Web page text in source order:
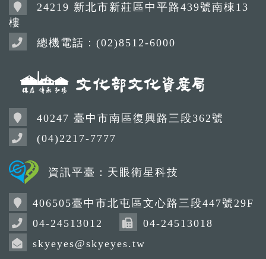
24219 新北市新莊區中平路439號南棟13
樓
總機電話：(02)8512-6000
40247 臺中市南區復興路三段362號
(04)2217-7777
資訊平臺：天眼衛星科技
406505臺中市北屯區文心路三段447號29F
04-24513012
04-24513018
skyeyes@skyeyes.tw